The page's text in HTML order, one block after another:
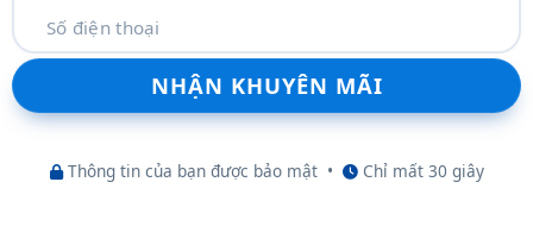
Thông tin của bạn được bảo mật • Chỉ mất 30 giây
4.0×4 NVMe®